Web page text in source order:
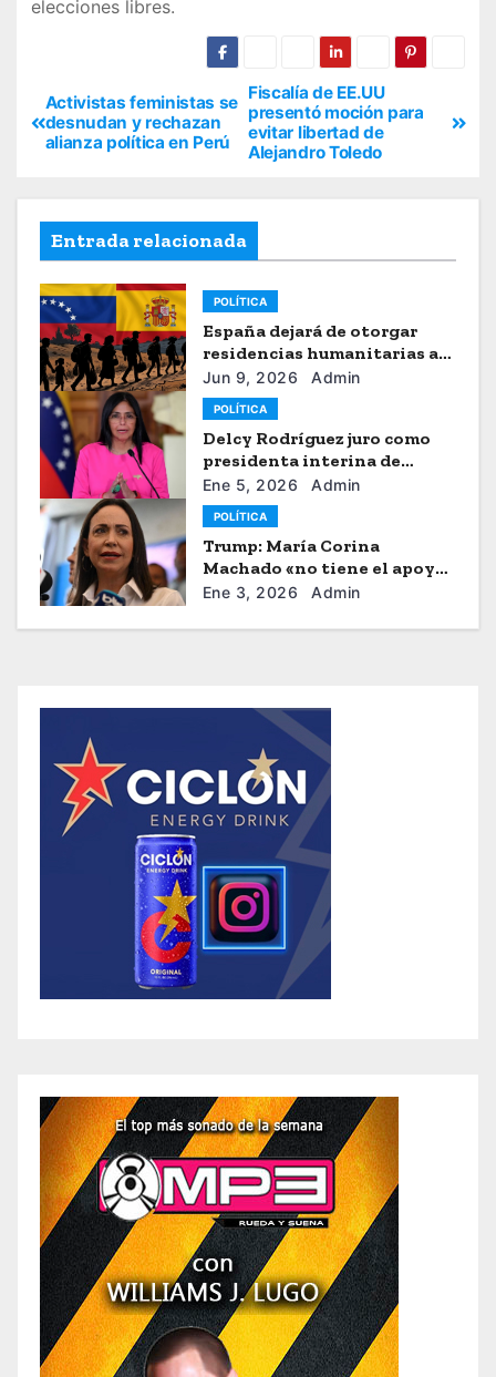
elecciones libres.
Fiscalía de EE.UU
presentó moción para
evitar libertad de
Alejandro Toledo
Activistas feministas se
desnudan y rechazan
alianza política en Perú
Entrada relacionada
POLÍTICA
España dejará de otorgar
residencias humanitarias a
venezolanos
Jun 9, 2026 Admin
POLÍTICA
Delcy Rodríguez juro como
presidenta interina de
Venezuela
Ene 5, 2026 Admin
POLÍTICA
Trump: María Corina
Machado «no tiene el apoyo»
para dirigir Venezuela
Ene 3, 2026 Admin